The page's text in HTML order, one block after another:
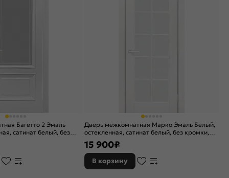
Багетто 2 Эмаль
сатинат белый, без
щитовая
Дверь межкомнатная Марко Эмаль Белый,
остекленная, сатинат белый, без кромки,
каркасно-щитовая
15 900₽
В корзину